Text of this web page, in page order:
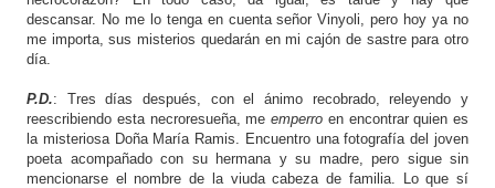
descansar. No me lo tenga en cuenta señor Vinyoli, pero hoy ya no
me importa, sus misterios quedarán en mi cajón de sastre para otro
día.
P.D.: Tres días después, con el ánimo recobrado, releyendo y
reescribiendo esta necroresueña, me emperro en encontrar quien es
la misteriosa Doña María Ramis. Encuentro una fotografía del joven
poeta acompañado con su hermana y su madre, pero sigue sin
mencionarse el nombre de la viuda cabeza de familia. Lo que sí